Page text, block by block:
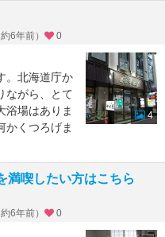
6年前） 0
。北海道庁か
ながら、とて
浴場はありま
かくつろげま
4
満喫したい方はこちら
6年前） 0